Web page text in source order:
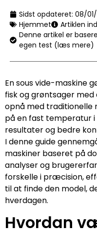
Sidst opdateret: 08/
Hjemmet
Artiklen
Denne artikel er
egen test (læs mere)
En sous vide-maskine
fisk og grøntsager
opnå med traditionelle
på en fast temperatur
resultater og bedre
I denne guide
maskiner baseret på
analyser og
forskelle i præcision,
til at finde den model,
hverdagen.
Hvordan